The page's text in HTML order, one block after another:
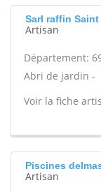
Sarl raffin
Artisan
Département:
Abri de jardin -
Voir la fiche
Piscines
Artisan